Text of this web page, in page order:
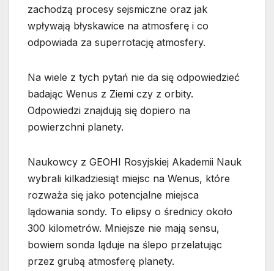
zachodzą procesy sejsmiczne oraz jak
wpływają błyskawice na atmosferę i co
odpowiada za superrotację atmosfery.
Na wiele z tych pytań nie da się odpowiedzieć
badając Wenus z Ziemi czy z orbity.
Odpowiedzi znajdują się dopiero na
powierzchni planety.
Naukowcy z GEOHI Rosyjskiej Akademii Nauk
wybrali kilkadziesiąt miejsc na Wenus, które
rozważa się jako potencjalne miejsca
lądowania sondy. To elipsy o średnicy około
300 kilometrów. Mniejsze nie mają sensu,
bowiem sonda ląduje na ślepo przelatując
przez grubą atmosferę planety.